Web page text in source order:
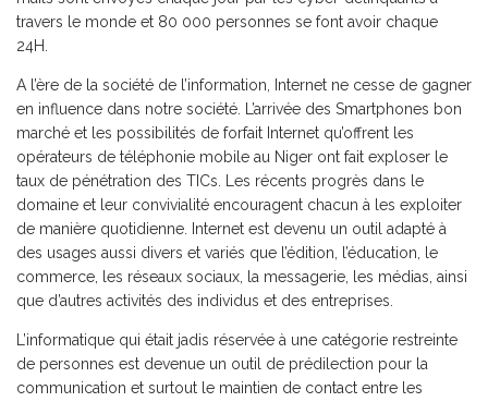
travers le monde et 80 000 personnes se font avoir chaque
24H.
A l’ère de la société de l’information, Internet ne cesse de gagner
en influence dans notre société. L’arrivée des Smartphones bon
marché et les possibilités de forfait Internet qu’offrent les
opérateurs de téléphonie mobile au Niger ont fait exploser le
taux de pénétration des TICs. Les récents progrès dans le
domaine et leur convivialité encouragent chacun à les exploiter
de manière quotidienne. Internet est devenu un outil adapté à
des usages aussi divers et variés que l’édition, l’éducation, le
commerce, les réseaux sociaux, la messagerie, les médias, ainsi
que d’autres activités des individus et des entreprises.
L’informatique qui était jadis réservée à une catégorie restreinte
de personnes est devenue un outil de prédilection pour la
communication et surtout le maintien de contact entre les